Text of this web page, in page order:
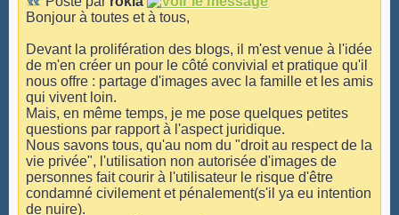
Bonjour à toutes et à tous,
Devant la prolifération des blogs, il m'est venue à l'idée
de m'en créer un pour le côté convivial et pratique qu'il
nous offre : partage d'images avec la famille et les amis
qui vivent loin.
Mais, en même temps, je me pose quelques petites
questions par rapport à l'aspect juridique.
Nous savons tous, qu'au nom du "droit au respect de la
vie privée", l'utilisation non autorisée d'images de
personnes fait courir à l'utilisateur le risque d'être
condamné civilement et pénalement(s'il ya eu intention
de nuire).